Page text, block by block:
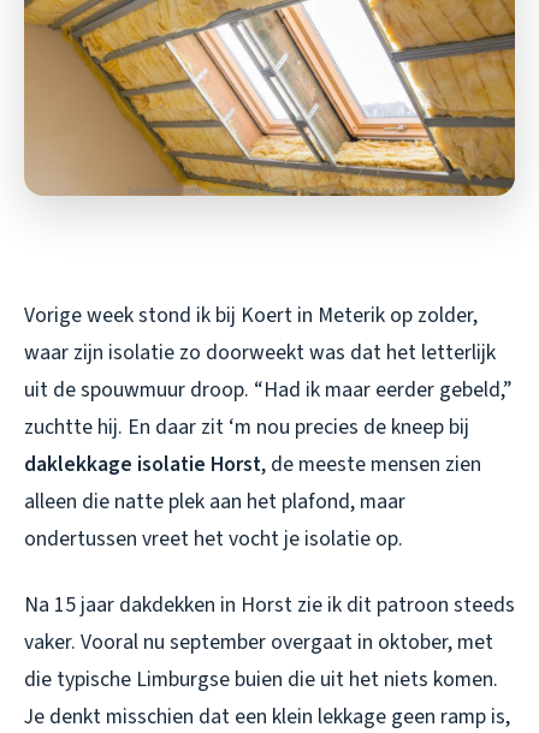
Vorige week stond ik bij Koert in Meterik op zolder,
waar zijn isolatie zo doorweekt was dat het letterlijk
uit de spouwmuur droop. “Had ik maar eerder gebeld,”
zuchtte hij. En daar zit ‘m nou precies de kneep bij
daklekkage isolatie Horst, de meeste mensen zien
alleen die natte plek aan het plafond, maar
ondertussen vreet het vocht je isolatie op.
Na 15 jaar dakdekken in Horst zie ik dit patroon steeds
vaker. Vooral nu september overgaat in oktober, met
die typische Limburgse buien die uit het niets komen.
Je denkt misschien dat een klein lekkage geen ramp is,